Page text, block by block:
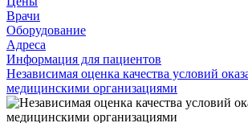
Врачи
Оборудование
Адреса
Информация для пациентов
Независимая оценка качества условий
медицинскими организациями